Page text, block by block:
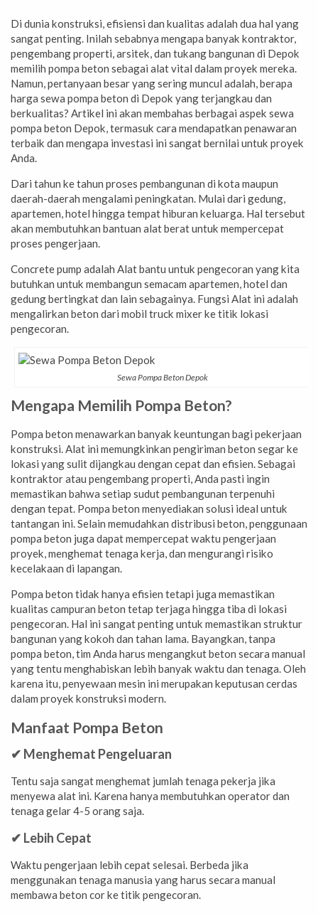
Di dunia konstruksi, efisiensi dan kualitas adalah dua hal yang
sangat penting. Inilah sebabnya mengapa banyak kontraktor,
pengembang properti, arsitek, dan tukang bangunan di Depok
memilih pompa beton sebagai alat vital dalam proyek mereka.
Namun, pertanyaan besar yang sering muncul adalah, berapa
harga sewa pompa beton di Depok yang terjangkau dan
berkualitas? Artikel ini akan membahas berbagai aspek sewa
pompa beton Depok, termasuk cara mendapatkan penawaran
terbaik dan mengapa investasi ini sangat bernilai untuk proyek
Anda.
Dari tahun ke tahun proses pembangunan di kota maupun
daerah-daerah mengalami peningkatan. Mulai dari gedung,
apartemen, hotel hingga tempat hiburan keluarga. Hal tersebut
akan membutuhkan bantuan alat berat untuk mempercepat
proses pengerjaan.
Concrete pump adalah Alat bantu untuk pengecoran yang kita
butuhkan untuk membangun semacam apartemen, hotel dan
gedung bertingkat dan lain sebagainya. Fungsi Alat ini adalah
mengalirkan beton dari mobil truck mixer ke titik lokasi
pengecoran.
Sewa Pompa Beton Depok
Mengapa Memilih Pompa Beton?
Pompa beton menawarkan banyak keuntungan bagi pekerjaan
konstruksi. Alat ini memungkinkan pengiriman beton segar ke
lokasi yang sulit dijangkau dengan cepat dan efisien. Sebagai
kontraktor atau pengembang properti, Anda pasti ingin
memastikan bahwa setiap sudut pembangunan terpenuhi
dengan tepat. Pompa beton menyediakan solusi ideal untuk
tantangan ini. Selain memudahkan distribusi beton, penggunaan
pompa beton juga dapat mempercepat waktu pengerjaan
proyek, menghemat tenaga kerja, dan mengurangi risiko
kecelakaan di lapangan.
Pompa beton tidak hanya efisien tetapi juga memastikan
kualitas campuran beton tetap terjaga hingga tiba di lokasi
pengecoran. Hal ini sangat penting untuk memastikan struktur
bangunan yang kokoh dan tahan lama. Bayangkan, tanpa
pompa beton, tim Anda harus mengangkut beton secara manual
yang tentu menghabiskan lebih banyak waktu dan tenaga. Oleh
karena itu, penyewaan mesin ini merupakan keputusan cerdas
dalam proyek konstruksi modern.
Manfaat Pompa Beton
✔ Menghemat Pengeluaran
Tentu saja sangat menghemat jumlah tenaga pekerja jika
menyewa alat ini. Karena hanya membutuhkan operator dan
tenaga gelar 4-5 orang saja.
✔ Lebih Cepat
Waktu pengerjaan lebih cepat selesai. Berbeda jika
menggunakan tenaga manusia yang harus secara manual
membawa beton cor ke titik pengecoran.